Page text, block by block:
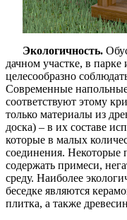
Экологичность.
дачном участке, в
целесообразно
Современные
соответствуют этому
только материалы из
доска) – в их составе
которые в малых
соединения. Некоторые
содержать примеси,
среду. Наиболее
беседке являются
плитка, а также